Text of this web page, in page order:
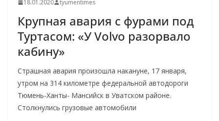
18.01.2020 tyumentimes
Крупная авария с фурами под
Туртасом: «У Volvo разорвало
кабину»
Страшная авария произошла накануне, 17 января,
утром на 314 километре федеральной автодороги
Тюмень-Ханты- Мансийск в Уватском районе.
Столкнулись грузовые автомобили